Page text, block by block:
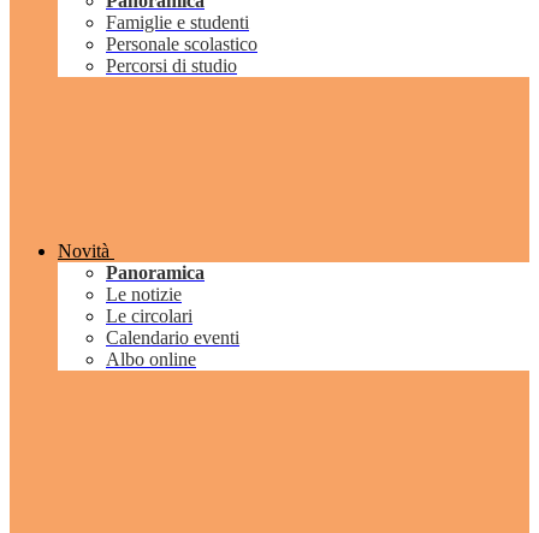
Famiglie e studenti
Personale scolastico
Percorsi di studio
Novità
Panoramica
Le notizie
Le circolari
Calendario eventi
Albo online